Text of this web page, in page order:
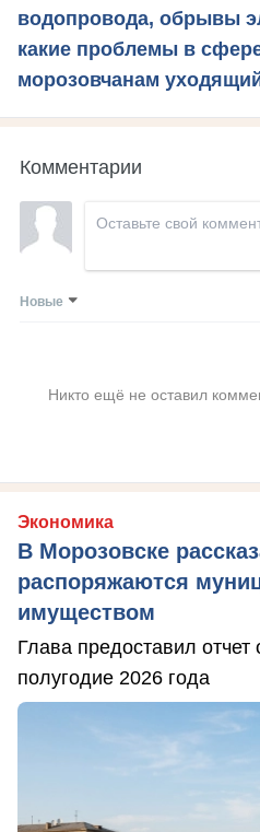
водопровода, обрывы
какие проблемы в
морозовчанам
Комментарии
Новые
Никто ещё не оставил
Экономика
В Морозовске
распоряжаются
имуществом
Глава предоставил отчет
полугодие 2026 года